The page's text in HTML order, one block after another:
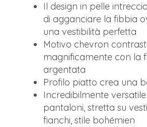
Il design in pelle
di agganciare la fibbia
una vestibilità perfetta
Motivo chevron
magnificamente con la
argentata
Profilo piatto crea una
Incredibilmente
pantaloni, stretta su
fianchi, stile bohémien